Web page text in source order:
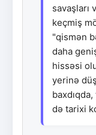
savaşları
keçmiş
"qismən
daha
hissəsi
yerinə
də tarixi